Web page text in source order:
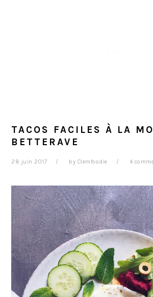
TACOS FACILES À LA
BETTERAVE
28 juin 2017 by Clemfoodie 4